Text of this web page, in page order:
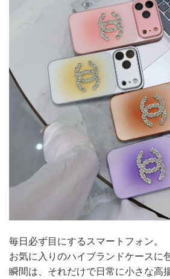
毎日必ず目にするスマートフォン。
お気に入りのハイブランドケースに
瞬間は、それだけで日常に小さな高